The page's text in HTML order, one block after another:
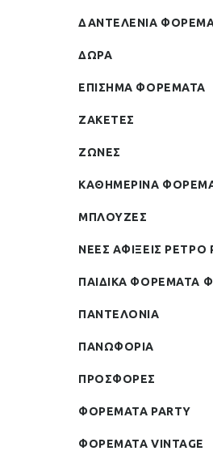
ΔΑΝΤΕΛΕΝΙΑ
ΔΩΡΑ
ΕΠΙΣΗΜΑ ΦΟΡΕΜΑΤΑ
ΖΑΚΕΤΕΣ
ΖΩΝΕΣ
ΚΑΘΗΜΕΡΙΝΑ
ΜΠΛΟΥΖΕΣ
ΝΕΕΣ ΑΦΙΞΕΙΣ ΡΕΤΡΟ
ΠΑΙΔΙΚΑ ΦΟΡΕΜΑΤΑ
ΠΑΝΤΕΛΟΝΙΑ
ΠΑΝΩΦΟΡΙΑ
ΠΡΟΣΦΟΡΕΣ
ΦΟΡΕΜΑΤΑ PARTY
ΦΟΡΕΜΑΤΑ VINTAGE